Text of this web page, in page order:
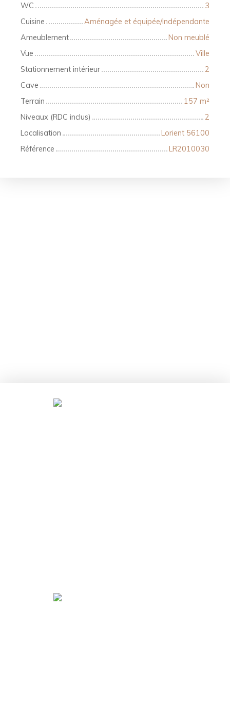
WC
3
Cuisine
Aménagée et équipée/Indépendante
Ameublement
Non meublé
Vue
Ville
Stationnement intérieur
2
Cave
Non
Terrain
157 m²
Niveaux (RDC inclus)
2
Localisation
Lorient 56100
Référence
LR2010030